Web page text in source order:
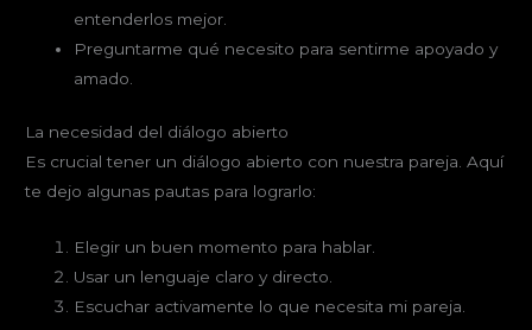
entenderlos mejor.
Preguntarme qué necesito para sentirme apoyado y
amado.
La necesidad del diálogo abierto
Es crucial tener un diálogo abierto con nuestra pareja. Aquí
te dejo algunas pautas para lograrlo:
Elegir un buen momento para hablar.
Usar un lenguaje claro y directo.
Escuchar activamente lo que necesita mi pareja.